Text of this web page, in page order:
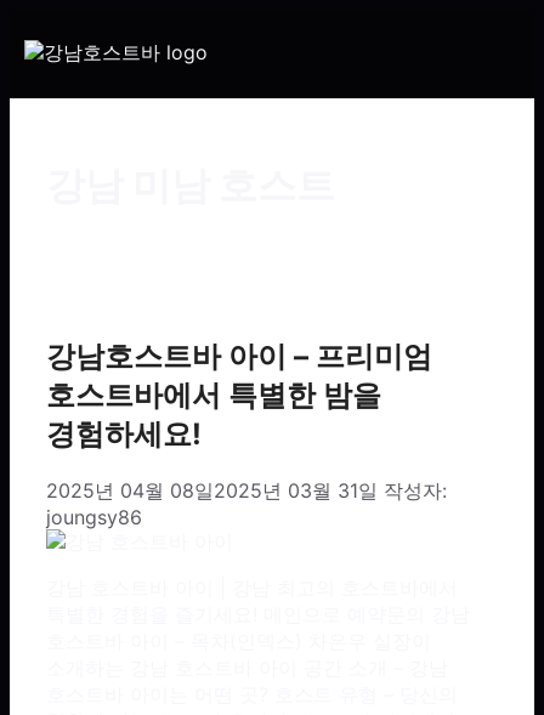
강남호스트바 아이 – 프리미엄
호스트바에서 특별한 밤을
경험하세요!
2025년 04월 08일2025년 03월 31일 작성자:
joungsy86